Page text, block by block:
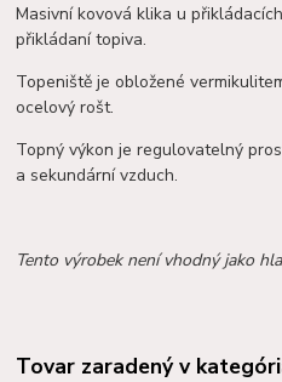
Masivní kovová klika u
přikládaní topiva.
Topeniště je obložené
ocelový rošt.
Topný výkon je regulovatelný
a sekundární vzduch.
Tento výrobek není vhodný jako
Tovar zaradený v